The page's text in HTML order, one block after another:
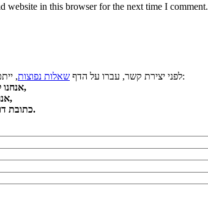
website in this browser for the next time I comment.
לפני יצירת קשר, עברו על הדף שאלות נפוצות
, ייתכן וכבר ענינו לשאלתכם. למשל:
אנחנו לא קונים ולא מוכרים תקליטים,
אנחנו עונים לפניות בדוא"ל בלבד,
כתובת דוא"ל ומספר טלפון לא יפורסמו.